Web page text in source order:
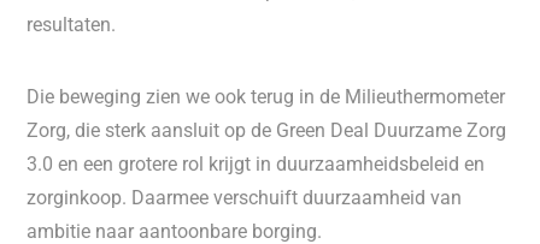
resultaten.
Die beweging zien we ook terug in de Milieuthermometer
Zorg, die sterk aansluit op de Green Deal Duurzame Zorg
3.0 en een grotere rol krijgt in duurzaamheidsbeleid en
zorginkoop. Daarmee verschuift duurzaamheid van
ambitie naar aantoonbare borging.